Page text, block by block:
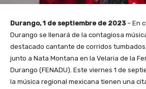
Durango, 1 de septiembre de 2023– En
Durango se llenará de la contagiosa
destacado cantante de corridos
junto a Nata Montana en la Velaria de la
Durango (FENADU). Este viernes 1 de
la música regional mexicana tienen una